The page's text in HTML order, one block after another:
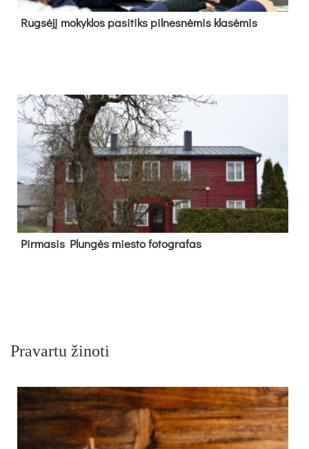
Rug­sė­jį mo­kyk­los pa­si­tiks pil­nes­nė­mis kla­sė­mis
Pir­ma­sis Plun­gės mies­to fo­tog­ra­fas
Pravartu žinoti